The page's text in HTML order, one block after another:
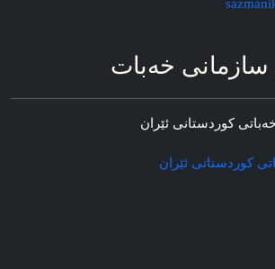
سازمانی خه‌بات
کوردستانی ئێران
کوردستانی ئێران